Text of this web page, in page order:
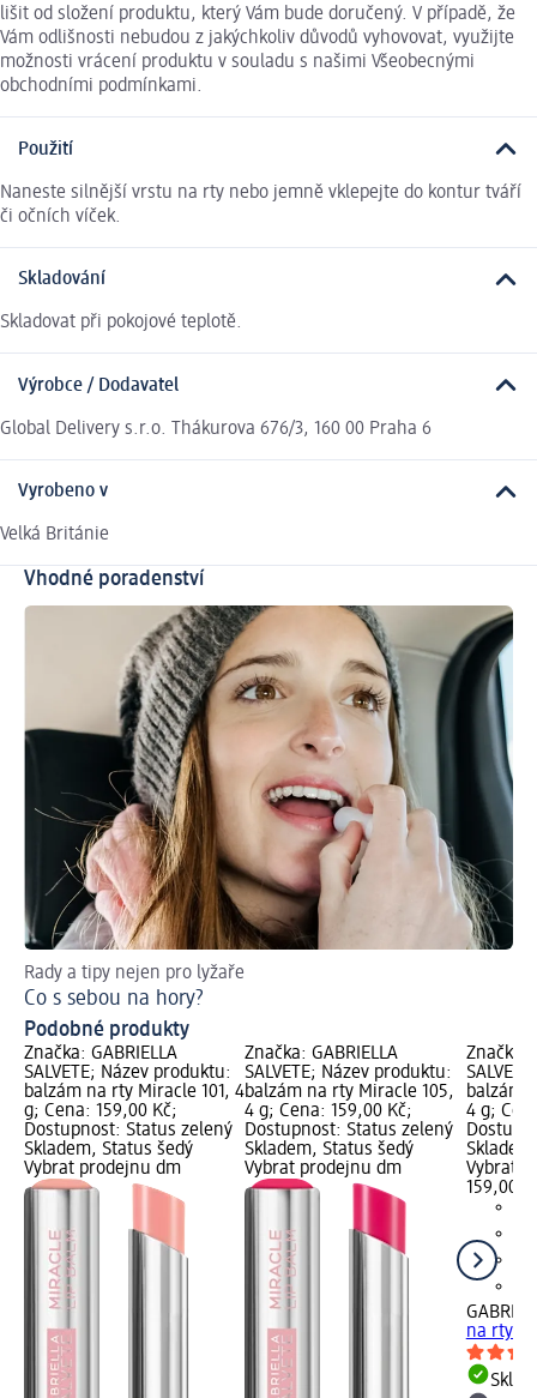
lišit od složení produktu, který Vám bude doručený. V případě, že
Vám odlišnosti nebudou z jakýchkoliv důvodů vyhovovat, využijte
možnosti vrácení produktu v souladu s našimi Všeobecnými
obchodními podmínkami.
Použití
Naneste silnější vrstu na rty nebo jemně vklepejte do kontur tváří
či očních víček.
Skladování
Skladovat při pokojové teplotě.
Výrobce / Dodavatel
Global Delivery s.r.o. Thákurova 676/3, 160 00 Praha 6
Vyrobeno v
Velká Británie
Vhodné poradenství
Rady a tipy nejen pro lyžaře
Co s sebou na hory?
Podobné produkty
Značka: GABRIELLA
SALVETE; Název produktu:
balzám na rty Miracle 101, 4
g; Cena: 159,00 Kč;
Dostupnost: Status zelený
Skladem, Status šedý
Vybrat prodejnu dm
Značka: GABRIELLA
SALVETE; Název produktu:
balzám na rty Miracle 105,
4 g; Cena: 159,00 Kč;
Dostupnost: Status zelený
Skladem, Status šedý
Vybrat prodejnu dm
Značka:
balzám
4 g;
Vybrat
159,00
na rty